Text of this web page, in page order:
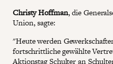
Christy Hoffman, die
Union, sagte:
"Heute werden
fortschrittliche gewählte
Aktionstag Schulter an